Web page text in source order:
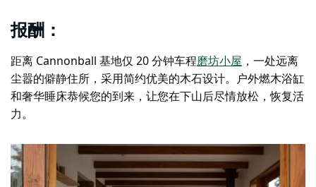
报酬：
距离 Cannonball 基地仅 20 分钟车程磨坊小屋 ，一处远离
尘嚣的僻静住所，采用简约优美的木石设计。户外燃木浴缸
和奢华睡床恭候您的到来，让您在下山后尽情放松，恢复活
力。